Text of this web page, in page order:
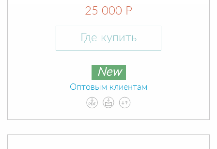
25 000 Р
Где купить
New
Оптовым клиентам